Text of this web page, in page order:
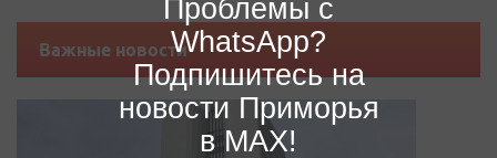
Важные новости
Проблемы с
WhatsApp?
Подпишитесь на
новости Приморья
в MAX!